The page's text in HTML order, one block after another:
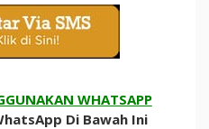
WHATSAPP
Di Bawah Ini